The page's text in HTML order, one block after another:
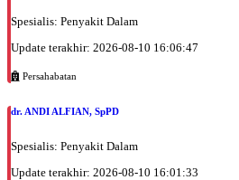
Spesialis: Penyakit Dalam
Update terakhir: 2026-08-10 16:06:47
Persahabatan
dr. ANDI ALFIAN, SpPD
Spesialis: Penyakit Dalam
Update terakhir: 2026-08-10 16:01:33